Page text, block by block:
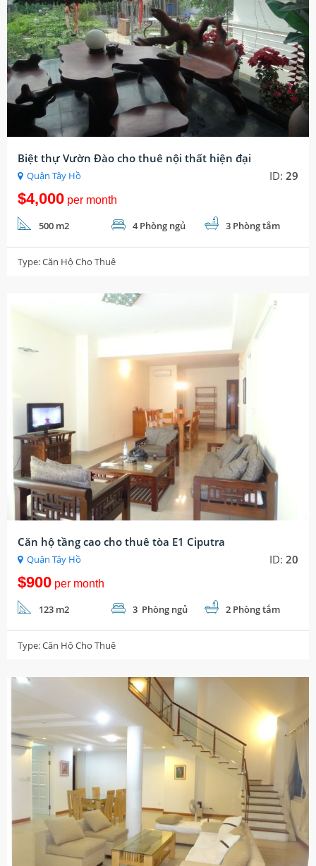
Biệt thự Vườn Đào cho thuê nội thất hiện đại
Quận Tây Hồ ID:29
$4,000per month
500 m2 4 Phòng ngủ 3 Phòng tắm
Type:Căn Hộ Cho Thuê
Căn hộ tầng cao cho thuê tòa E1 Ciputra
Quận Tây Hồ ID:20
$900per month
123 m2 3 Phòng ngủ 2 Phòng tắm
Type:Căn Hộ Cho Thuê